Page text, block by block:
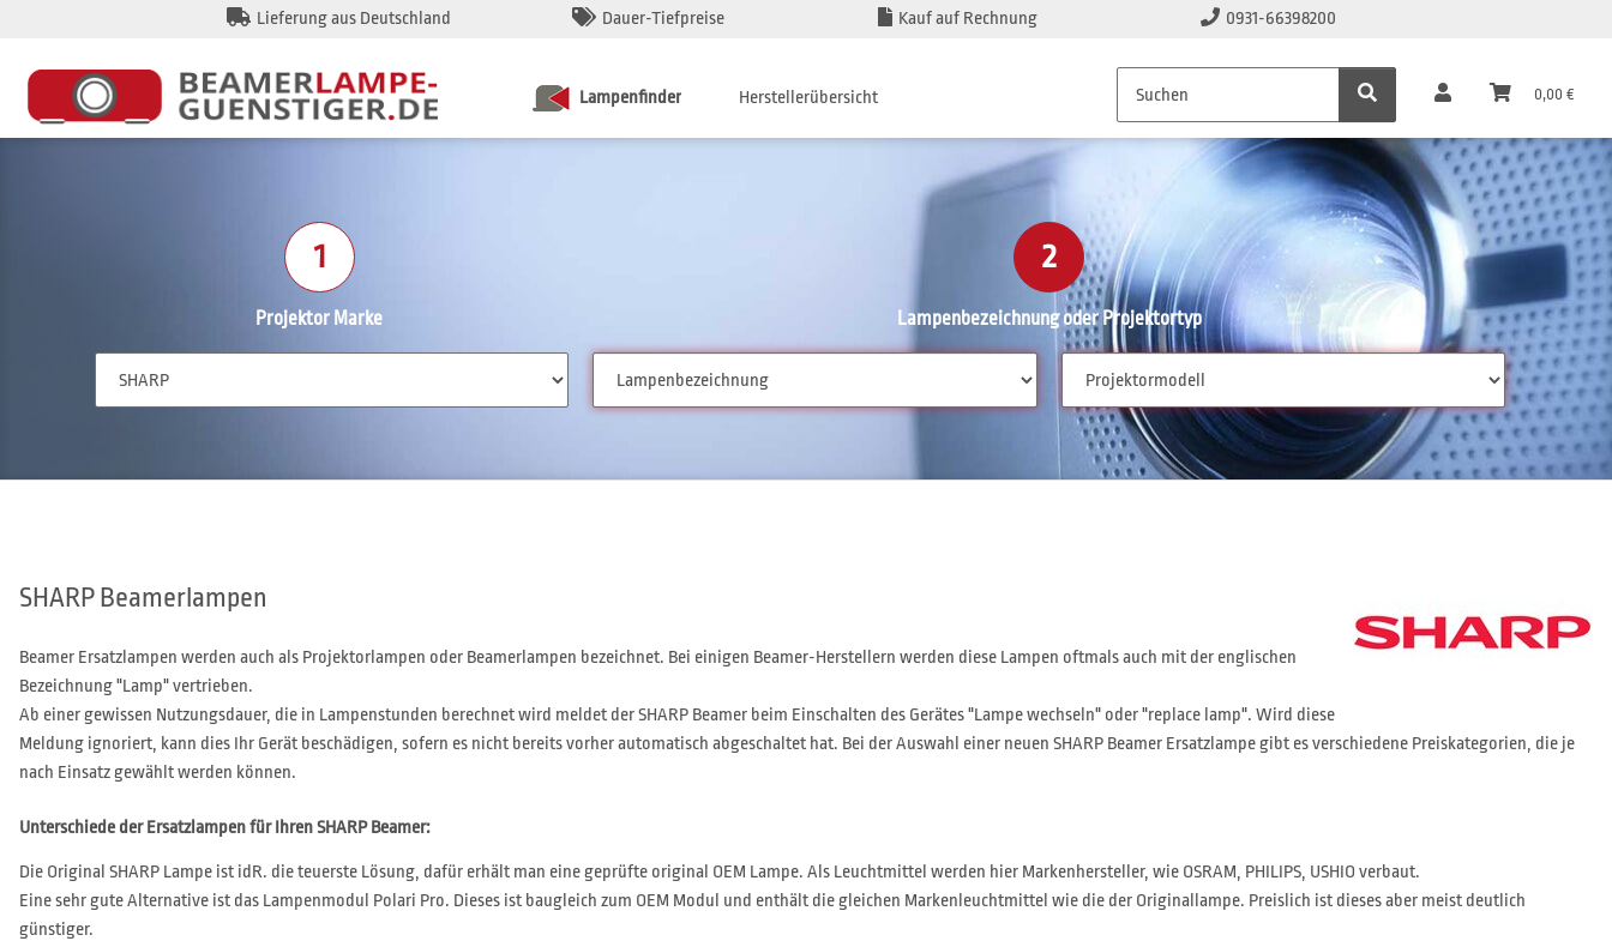
Lieferung aus Deutschland Dauer-Tiefpreise Kauf auf Rechnung 0931-66398200
0,00 €
Lampenfinder Herstellerübersicht
1
Projektor Marke
2
Lampenbezeichnung oder Projektortyp
SHARP Beamerlampen
Beamer Ersatzlampen werden auch als Projektorlampen oder Beamerlampen bezeichnet. Bei einigen Beamer-Herstellern werden diese Lampen oftmals auch mit der englischen
Bezeichnung "Lamp" vertrieben.
Ab einer gewissen Nutzungsdauer, die in Lampenstunden berechnet wird meldet der SHARP Beamer beim Einschalten des Gerätes "Lampe wechseln" oder "replace lamp". Wird diese
Meldung ignoriert, kann dies Ihr Gerät beschädigen, sofern es nicht bereits vorher automatisch abgeschaltet hat. Bei der Auswahl einer neuen SHARP Beamer Ersatzlampe gibt es verschiedene Preiskategorien, die je
nach Einsatz gewählt werden können.
Unterschiede der Ersatzlampen für Ihren SHARP Beamer:
Die Original SHARP Lampe ist idR. die teuerste Lösung, dafür erhält man eine geprüfte original OEM Lampe. Als Leuchtmittel werden hier Markenhersteller, wie OSRAM, PHILIPS, USHIO verbaut.
Eine sehr gute Alternative ist das Lampenmodul Polari Pro. Dieses ist baugleich zum OEM Modul und enthält die gleichen Markenleuchtmittel wie die der Originallampe. Preislich ist dieses aber meist deutlich
günstiger.